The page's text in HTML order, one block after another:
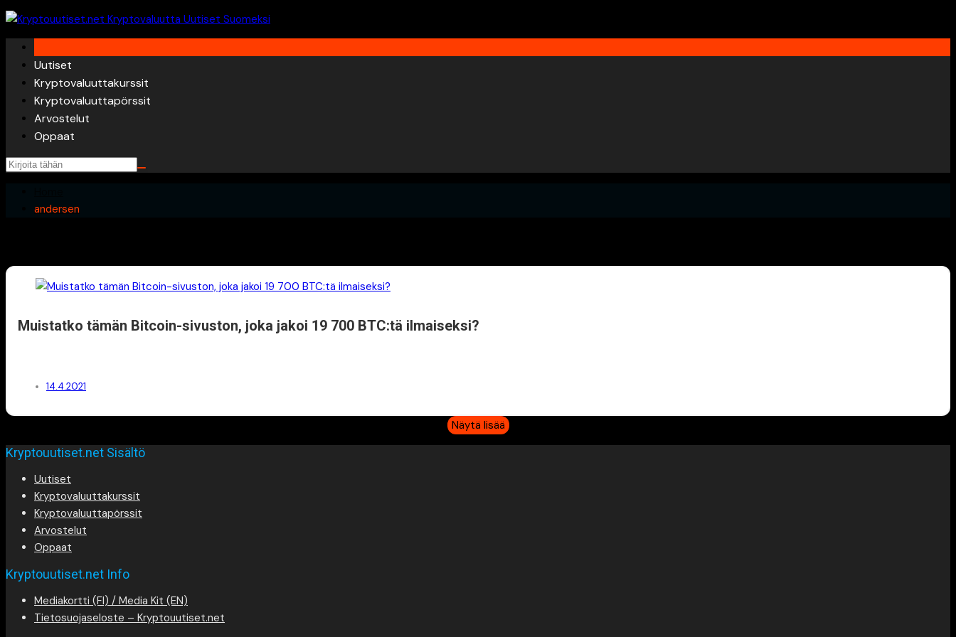
Skip
to
content
Uutiset
Kryptovaluuttakurssit
Kryptovaluuttapörssit
Arvostelut
Oppaat
andersen
Muistatko tämän Bitcoin-sivuston, joka jakoi 19 700 BTC:tä ilmaiseksi?
14.4.2021
Näytä lisää
Kryptouutiset.net Sisältö
Uutiset
Kryptovaluuttakurssit
Kryptovaluuttapörssit
Arvostelut
Oppaat
Kryptouutiset.net Info
Mediakortti (FI) / Media Kit (EN)
Tietosuojaseloste – Kryptouutiset.net